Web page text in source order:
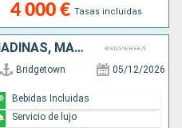
4 000 € Tasas incluidas
SAN VINCENT Y LAS GRANADINAS, MARTINICA, FRANCIA, ANTIGUA Y BARBUDA, SANTA LUCIA, BARBADOS
Bridgetown 05/12/2026
Bebidas Incluidas
Servicio de lujo